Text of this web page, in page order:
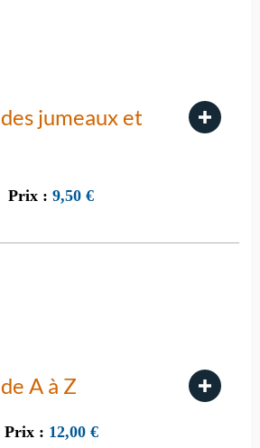
jumeaux et
Prix : 9,50 €
A à Z
Prix : 12,00 €